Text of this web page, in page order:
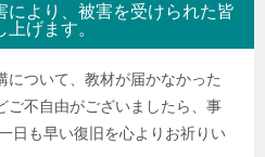
により、被害を受けられた皆
げます。
について、教材が届かなかった
ご不自由がございましたら、事
日も早い復旧を心よりお祈りい